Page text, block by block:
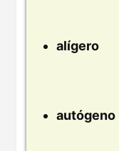
alígero
autógeno